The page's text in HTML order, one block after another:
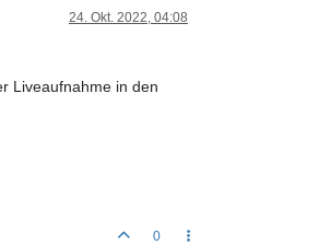
24. Okt. 2022, 04:08
Liveaufnahme in den
0